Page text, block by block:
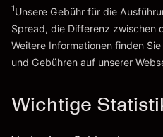
Zur Plattform
1Unsere Gebühr für die
Spread, die Differenz zwischen
Weitere Informationen finden
und Gebühren auf unserer
Wichtige